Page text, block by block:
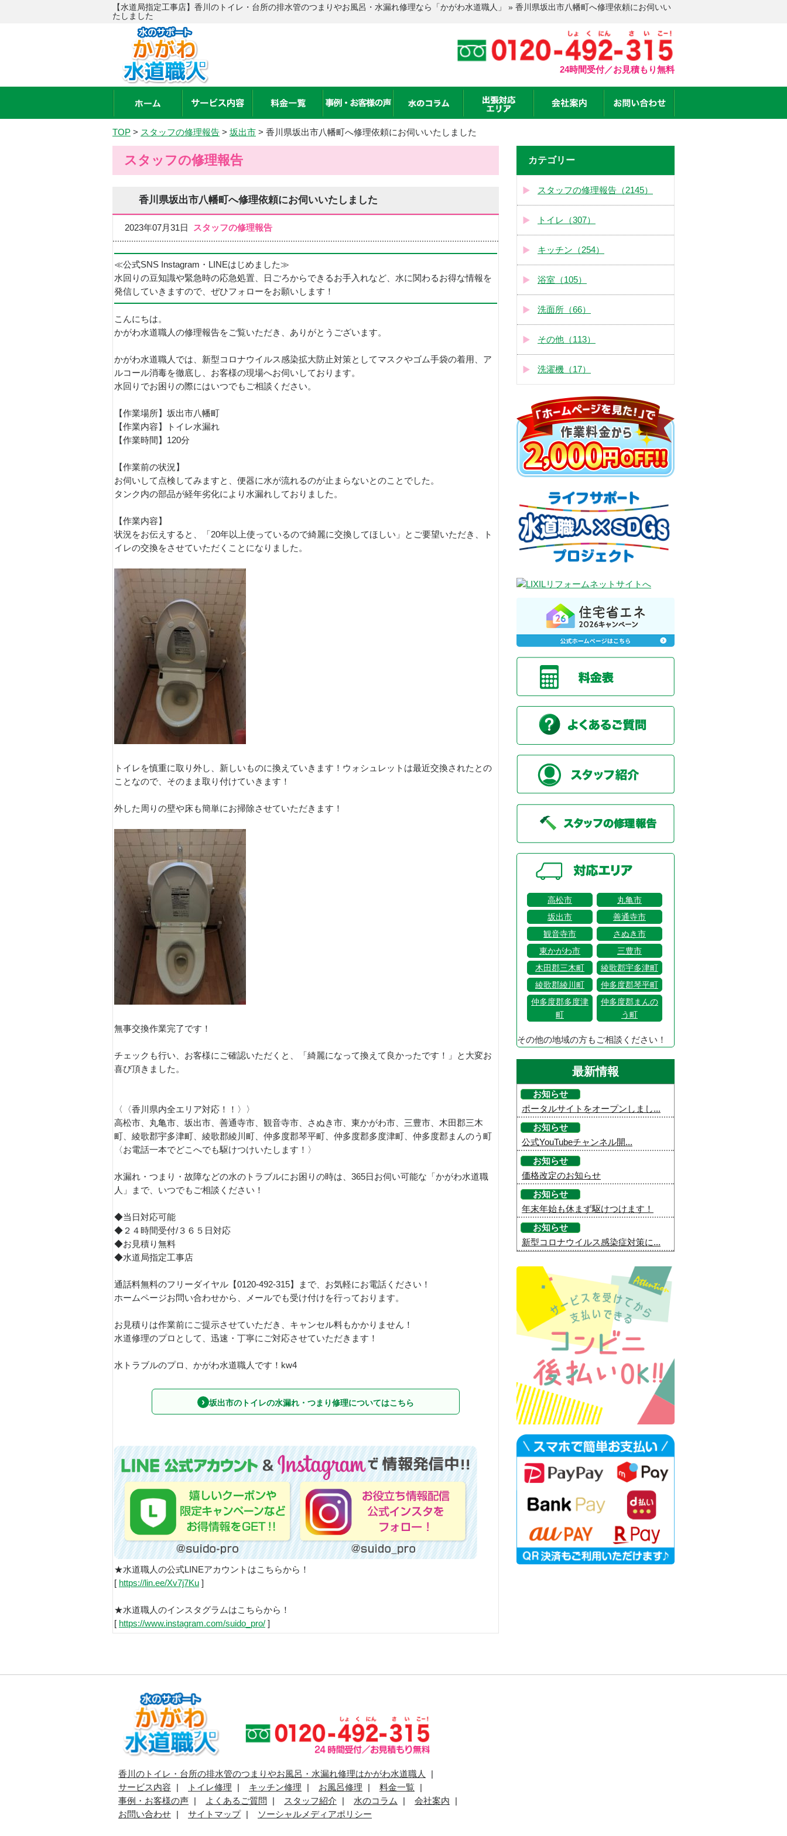
【水道局指定工事店】香川のトイレ・台所の排水管のつまりやお風呂・水漏れ修理なら「かがわ水道職人」 » 香川県坂出市八幡町へ修理依頼にお伺いい
たしました
24時間受付／お見積もり無料
TOP > スタッフの修理報告 > 坂出市 > 香川県坂出市八幡町へ修理依頼にお伺いいたしました
スタッフの修理報告
香川県坂出市八幡町へ修理依頼にお伺いいたしました
2023年07月31日 スタッフの修理報告
≪公式SNS Instagram・LINEはじめました≫
水回りの豆知識や緊急時の応急処置、日ごろからできるお手入れなど、水に関わるお得な情報を
発信していきますので、ぜひフォローをお願いします！
こんにちは。
かがわ水道職人の修理報告をご覧いただき、ありがとうございます。
かがわ水道職人では、新型コロナウイルス感染拡大防止対策としてマスクやゴム手袋の着用、ア
ルコール消毒を徹底し、お客様の現場へお伺いしております。
水回りでお困りの際にはいつでもご相談ください。
【作業場所】坂出市八幡町
【作業内容】トイレ水漏れ
【作業時間】120分
【作業前の状況】
お伺いして点検してみますと、便器に水が流れるのが止まらないとのことでした。
タンク内の部品が経年劣化により水漏れしておりました。
【作業内容】
状況をお伝えすると、「20年以上使っているので綺麗に交換してほしい」とご要望いただき、ト
イレの交換をさせていただくことになりました。
トイレを慎重に取り外し、新しいものに換えていきます！ウォシュレットは最近交換されたとの
ことなので、そのまま取り付けていきます！
外した周りの壁や床も簡単にお掃除させていただきます！
無事交換作業完了です！
チェックも行い、お客様にご確認いただくと、「綺麗になって換えて良かったです！」と大変お
喜び頂きました。
〈〈香川県内全エリア対応！！〉〉
高松市、丸亀市、坂出市、善通寺市、観音寺市、さぬき市、東かがわ市、三豊市、木田郡三木
町、綾歌郡宇多津町、綾歌郡綾川町、仲多度郡琴平町、仲多度郡多度津町、仲多度郡まんのう町
〈お電話一本でどこへでも駆けつけいたします！〉
水漏れ・つまり・故障などの水のトラブルにお困りの時は、365日お伺い可能な「かがわ水道職
人」まで、いつでもご相談ください！
◆当日対応可能
◆２４時間受付/３６５日対応
◆お見積り無料
◆水道局指定工事店
通話料無料のフリーダイヤル【0120-492-315】まで、お気軽にお電話ください！
ホームページお問い合わせから、メールでも受け付けを行っております。
お見積りは作業前にご提示させていただき、キャンセル料もかかりません！
水道修理のプロとして、迅速・丁寧にご対応させていただきます！
水トラブルのプロ、かがわ水道職人です！kw4
坂出市のトイレの水漏れ・つまり修理についてはこちら
★水道職人の公式LINEアカウントはこちらから！
[ https://lin.ee/Xv7j7Ku ]
★水道職人のインスタグラムはこちらから！
[ https://www.instagram.com/suido_pro/ ]
カテゴリー
スタッフの修理報告（2145）
トイレ（307）
キッチン（254）
浴室（105）
洗面所（66）
その他（113）
洗濯機（17）
高松市
丸亀市
坂出市
善通寺市
観音寺市
さぬき市
東かがわ市
三豊市
木田郡三木町
綾歌郡宇多津町
綾歌郡綾川町
仲多度郡琴平町
仲多度郡多度津
町
仲多度郡まんの
う町
その他の地域の方もご相談ください！
最新情報
お知らせ
ポータルサイトをオープンしまし...
お知らせ
公式YouTubeチャンネル開...
お知らせ
価格改定のお知らせ
お知らせ
年末年始も休まず駆けつけます！
お知らせ
新型コロナウイルス感染症対策に...
香川のトイレ・台所の排水管のつまりやお風呂・水漏れ修理はかがわ水道職人
サービス内容
トイレ修理 キッチン修理 お風呂修理
料金一覧
事例・お客様の声
よくあるご質問 スタッフ紹介 水のコラム
会社案内
お問い合わせ
サイトマップ ソーシャルメディアポリシー